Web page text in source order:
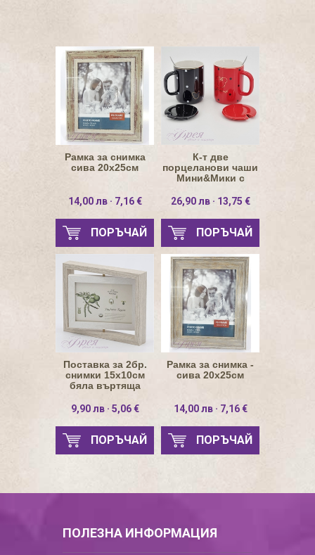
Рамка за снимка
сива 20х25см
14,00 лв · 7,16 €
ПОРЪЧАЙ
К-т две
порцеланови чаши
Мини&Мики с
26,90 лв · 13,75 €
ПОРЪЧАЙ
Поставка за 2бр.
снимки 15х10см
бяла въртяща
стойка
9,90 лв · 5,06 €
ПОРЪЧАЙ
Рамка за снимка -
сива 20х25см
14,00 лв · 7,16 €
ПОРЪЧАЙ
ПОЛЕЗНА ИНФОРМАЦИЯ